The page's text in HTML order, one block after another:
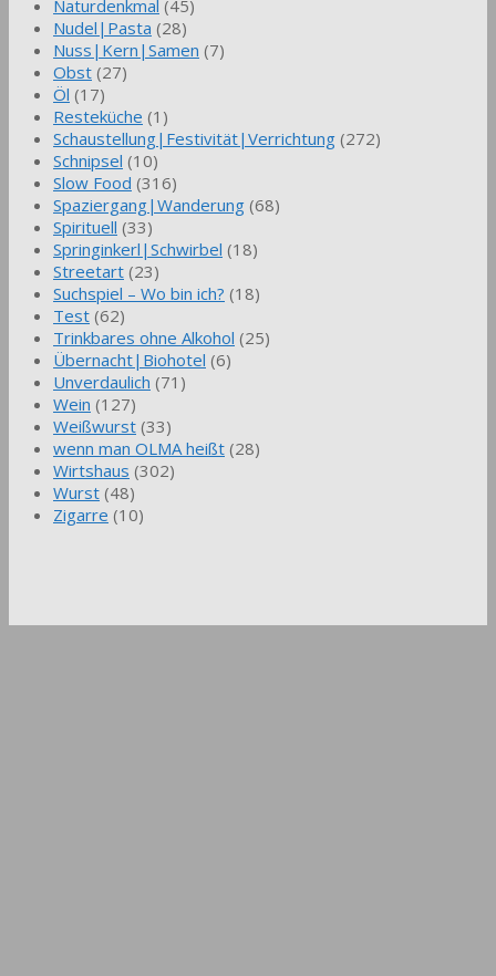
Naturdenkmal (45)
Nudel|Pasta (28)
Nuss|Kern|Samen (7)
Obst (27)
Öl (17)
Resteküche (1)
Schaustellung|Festivität|Verrichtung (272)
Schnipsel (10)
Slow Food (316)
Spaziergang|Wanderung (68)
Spirituell (33)
Springinkerl|Schwirbel (18)
Streetart (23)
Suchspiel – Wo bin ich? (18)
Test (62)
Trinkbares ohne Alkohol (25)
Übernacht|Biohotel (6)
Unverdaulich (71)
Wein (127)
Weißwurst (33)
wenn man OLMA heißt (28)
Wirtshaus (302)
Wurst (48)
Zigarre (10)